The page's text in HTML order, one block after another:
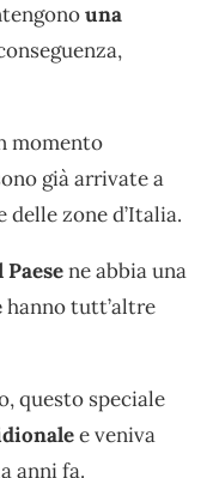
una
momento
già arrivate a
zone d’Italia.
Paesene abbia una
hanno tutt’altre
questo speciale
e veniva
anni fa.